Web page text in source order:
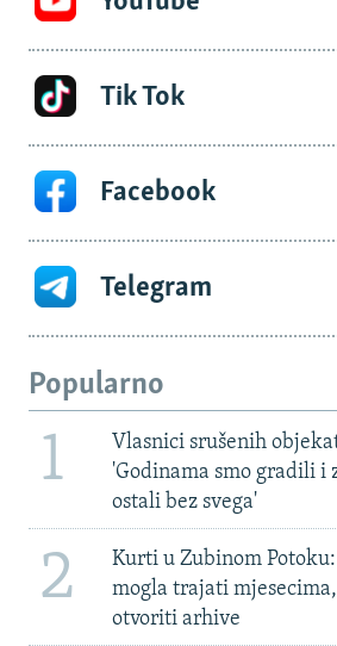
Tik Tok
Facebook
Telegram
Popularno
1
Vlasnici srušenih
'Godinama smo gradili i
ostali bez svega'
2
Kurti u Zubinom
mogla trajati
otvoriti arhive